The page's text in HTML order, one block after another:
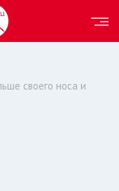
своего носа и